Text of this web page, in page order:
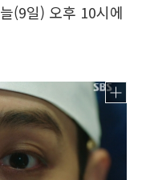
(9일) 오후 10시에